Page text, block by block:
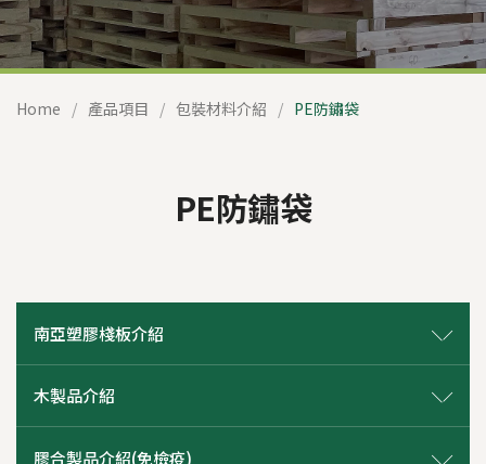
Home 產品項目 包裝材料介紹 PE防鏽袋
南亞塑膠棧板介紹
木製品介紹
膠合製品介紹(免檢疫)
PE防鏽袋